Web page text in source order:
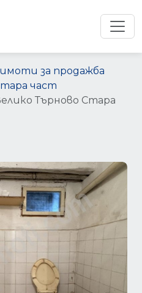
за продажба
част
Търново Стара